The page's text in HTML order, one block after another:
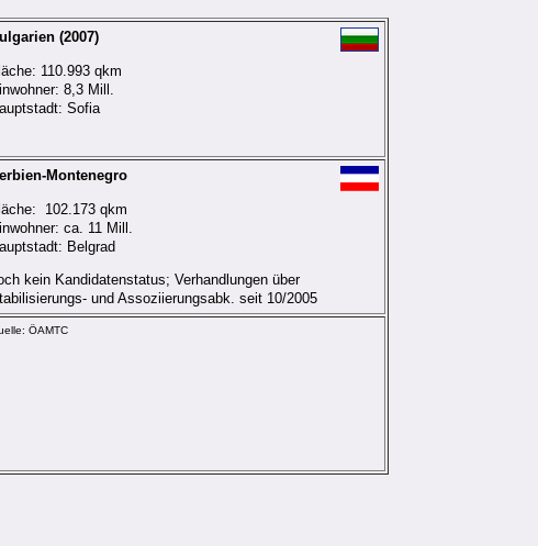
(2007)
110.993 qkm
8,3 Mill.
Sofia
Montenegro
102.173 qkm
ca. 11 Mill.
Belgrad
kein Kandidatenstatus; Verhandlungen über
und Assoziierungsabk. seit 10/2005
ÖAMTC